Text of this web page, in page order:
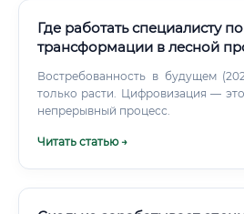
Где работать специалисту
трансформации в лесной
Востребованность в будущем
только расти. Цифровизация —
непрерывный процесс.
Читать статью →